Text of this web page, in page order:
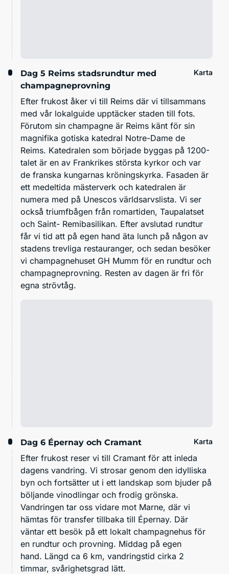
Dag 5 Reims stadsrundtur med
champagneprovning
Karta
Efter frukost åker vi till Reims där vi tillsammans
med vår lokalguide upptäcker staden till fots.
Förutom sin champagne är Reims känt för sin
magnifika gotiska katedral Notre-Dame de
Reims. Katedralen som började byggas på 1200-
talet är en av Frankrikes största kyrkor och var
de franska kungarnas kröningskyrka. Fasaden är
ett medeltida mästerverk och katedralen är
numera med på Unescos världsarvslista. Vi ser
också triumfbågen från romartiden, Taupalatset
och Saint- Remibasilikan. Efter avslutad rundtur
får vi tid att på egen hand äta lunch på någon av
stadens trevliga restauranger, och sedan besöker
vi champagnehuset GH Mumm för en rundtur och
champagneprovning. Resten av dagen är fri för
egna strövtåg.
Dag 6 Épernay och Cramant Karta
Efter frukost reser vi till Cramant för att inleda
dagens vandring. Vi strosar genom den idylliska
byn och fortsätter ut i ett landskap som bjuder på
böljande vinodlingar och frodig grönska.
Vandringen tar oss vidare mot Marne, där vi
hämtas för transfer tillbaka till Épernay. Där
väntar ett besök på ett lokalt champagnehus för
en rundtur och provning. Middag på egen
hand. Längd ca 6 km, vandringstid cirka 2
timmar, svårighetsgrad lätt.